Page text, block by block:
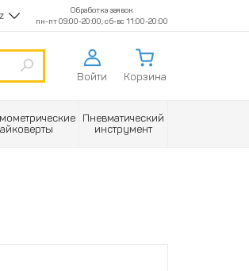
Обработка заявок
пн-пт 09:00-20:00, сб-вс 11:00-20:00
Войти Корзина
Пневматический
инструмент